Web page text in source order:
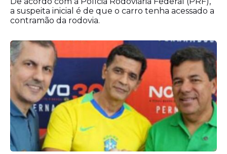
“Olinda vive um momento importante de
avanços. Temos obras em andamento,
novos investimentos chegando e uma
equipe comprometida em fazer a cidade
avançar. Nosso foco é seguir cuidando das
pessoas e promovendo melhorias que
impactem o dia a dia da população”,
destacou.
a suspeita inicial é de que o carro tenha acessado a
contramão da rodovia.